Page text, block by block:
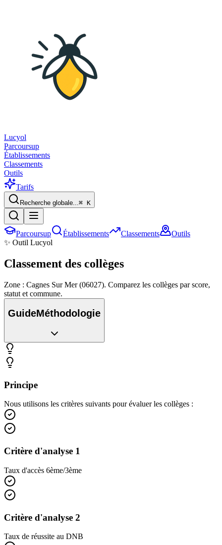
Lucyol
Parcoursup
Établissements
Classements
Outils
Tarifs
Recherche globale...⌘ K
Parcoursup Établissements Classements
Outils
✨ Outil Lucyol
Classement des collèges
Zone : Cagnes Sur Mer (06027). Comparez les collèges par score,
statut et commune.
GuideMéthodologie
Principe
Nous utilisons les critères suivants pour évaluer les collèges :
Critère d'analyse 1
Taux d'accès 6ème/3ème
Critère d'analyse 2
Taux de réussite au DNB